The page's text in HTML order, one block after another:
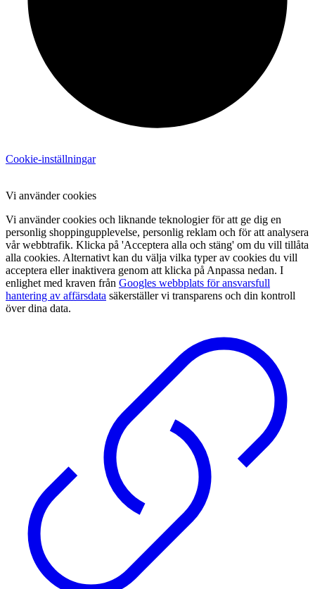
Cookie-inställningar
Vi använder cookies
Vi använder cookies och liknande teknologier för att ge dig en
personlig shoppingupplevelse, personlig reklam och för att analysera
vår webbtrafik. Klicka på 'Acceptera alla och stäng' om du vill tillåta
alla cookies. Alternativt kan du välja vilka typer av cookies du vill
acceptera eller inaktivera genom att klicka på Anpassa nedan. I
enlighet med kraven från Googles webbplats för ansvarsfull
hantering av affärsdata säkerställer vi transparens och din kontroll
över dina data.